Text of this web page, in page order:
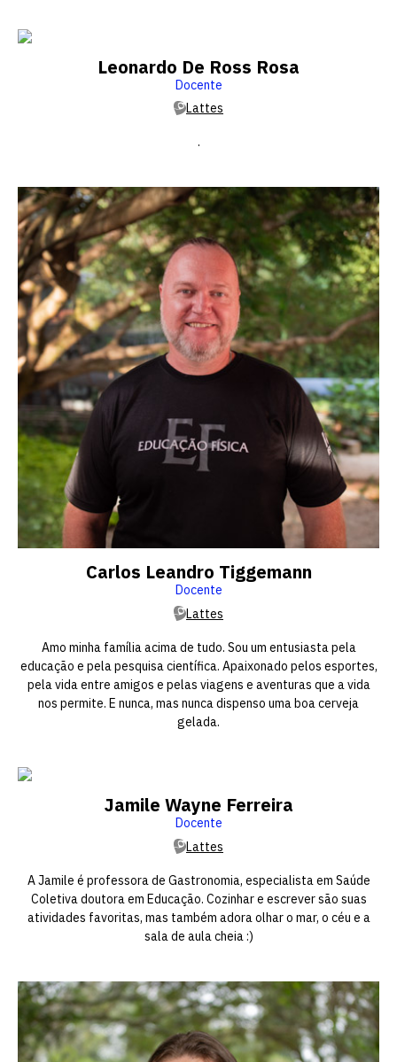
Leonardo De Ross Rosa
Docente
Lattes
.
Carlos Leandro Tiggemann
Docente
Lattes
Amo minha família acima de tudo. Sou um entusiasta pela
educação e pela pesquisa científica. Apaixonado pelos esportes,
pela vida entre amigos e pelas viagens e aventuras que a vida
nos permite. E nunca, mas nunca dispenso uma boa cerveja
gelada.
Jamile Wayne Ferreira
Docente
Lattes
A Jamile é professora de Gastronomia, especialista em Saúde
Coletiva doutora em Educação. Cozinhar e escrever são suas
atividades favoritas, mas também adora olhar o mar, o céu e a
sala de aula cheia :)